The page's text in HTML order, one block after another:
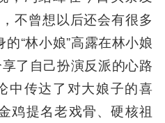
不曾想以后还会有很多
“林小娘”高露在林小娘
了自己扮演反派的心路
中传达了对大娘子的喜
鸡提名老戏骨、硬核祖